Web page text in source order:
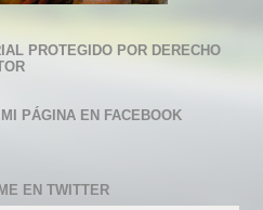
PROTEGIDO POR DERECHO
PÁGINA EN FACEBOOK
EN TWITTER